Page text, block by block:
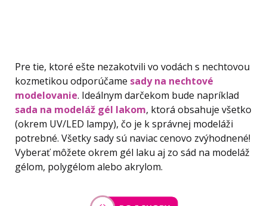
Pre tie, ktoré ešte nezakotvili vo vodách s nechtovou
kozmetikou odporúčame sady na nechtové
modelovanie. Ideálnym darčekom bude napríklad
sada na modeláž gél lakom, ktorá obsahuje všetko
(okrem UV/LED lampy), čo je k správnej modeláži
potrebné. Všetky sady sú naviac cenovo zvýhodnené!
Vyberať môžete okrem gél laku aj zo sád na modeláž
gélom, polygélom alebo akrylom.